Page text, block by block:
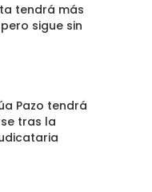
tendrá más
sigue sin
Pazo tendrá
tras la